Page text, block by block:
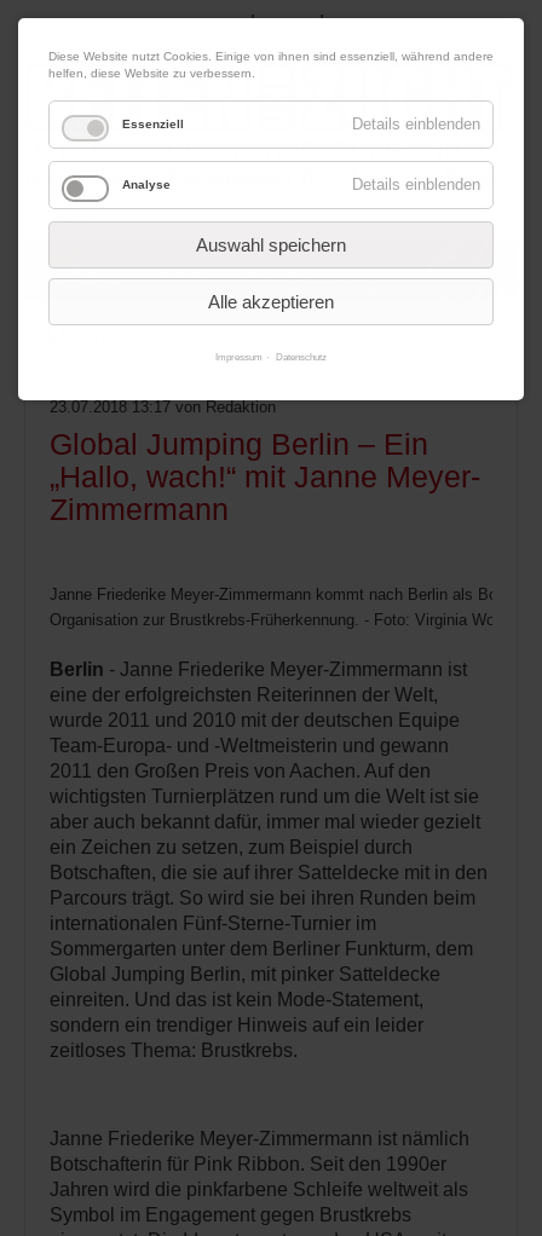
07. August 2026 Impressum|Kontakt|Datenschutz
Werbung
23.07.2018 13:17 von Redaktion
Global Jumping Berlin – Ein
„Hallo, wach!“ mit Janne Meyer-
Zimmermann
Janne Friederike Meyer-Zimmermann kommt nach Berlin als
Organisation zur Brustkrebs-Früherkennung. - Foto: Virginia Wolf
Berlin - Janne Friederike Meyer-Zimmermann ist
eine der erfolgreichsten Reiterinnen der Welt,
wurde 2011 und 2010 mit der deutschen Equipe
Team-Europa- und -Weltmeisterin und gewann
2011 den Großen Preis von Aachen. Auf den
wichtigsten Turnierplätzen rund um die Welt ist sie
aber auch bekannt dafür, immer mal wieder gezielt
ein Zeichen zu setzen, zum Beispiel durch
Botschaften, die sie auf ihrer Satteldecke mit in den
Parcours trägt. So wird sie bei ihren Runden beim
internationalen Fünf-Sterne-Turnier im
Sommergarten unter dem Berliner Funkturm, dem
Global Jumping Berlin, mit pinker Satteldecke
einreiten. Und das ist kein Mode-Statement,
sondern ein trendiger Hinweis auf ein leider
zeitloses Thema: Brustkrebs.
Janne Friederike Meyer-Zimmermann ist nämlich
Botschafterin für Pink Ribbon. Seit den 1990er
Jahren wird die pinkfarbene Schleife weltweit als
Symbol im Engagement gegen Brustkrebs
Diese Website nutzt Cookies. Einige von ihnen sind essenziell, während andere
helfen, diese Website zu verbessern.
Essenziell Details einblenden
Analyse Details einblenden
Auswahl speichern
Alle akzeptieren
Impressum Datenschutz